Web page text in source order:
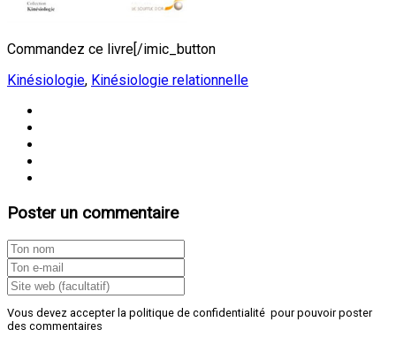
Commandez ce livre[/imic_button
Kinésiologie, Kinésiologie relationnelle
Poster un commentaire
Vous devez accepter la politique de confidentialité pour pouvoir poster
des commentaires